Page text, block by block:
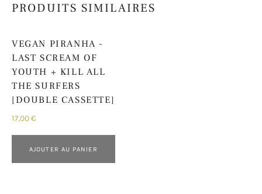
PRODUITS SIMILAIRES
VEGAN PIRANHA -
LAST SCREAM OF
YOUTH + KILL ALL
THE SURFERS
[DOUBLE CASSETTE]
17,00€
AJOUTER AU PANIER